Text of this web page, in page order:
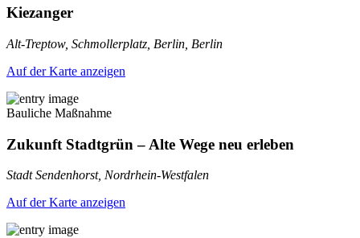
Kiezanger
Alt-Treptow, Schmollerplatz, Berlin, Berlin
Auf der Karte anzeigen
Bauliche Maßnahme
Zukunft Stadtgrün – Alte Wege neu erleben
Stadt Sendenhorst, Nordrhein-Westfalen
Auf der Karte anzeigen